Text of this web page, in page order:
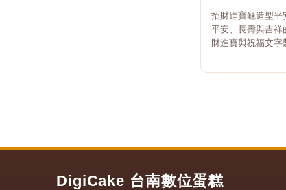
招財進寶龜造型平
平安、長壽與吉祥
財進寶與祝福文字
DigiCake 台南數位蛋糕